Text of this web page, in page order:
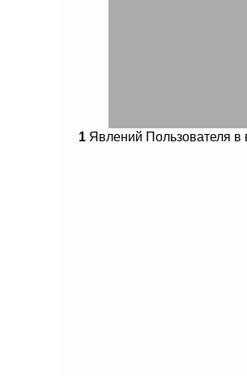
1 Явлений Пользователя в